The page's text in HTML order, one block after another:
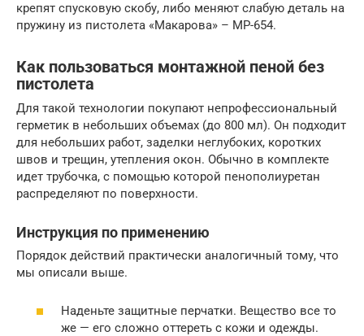
крепят спусковую скобу, либо меняют слабую деталь на
пружину из пистолета «Макарова» – МР-654.
Как пользоваться монтажной пеной без
пистолета
Для такой технологии покупают непрофессиональный
герметик в небольших объемах (до 800 мл). Он подходит
для небольших работ, заделки неглубоких, коротких
швов и трещин, утепления окон. Обычно в комплекте
идет трубочка, с помощью которой пенополиуретан
распределяют по поверхности.
Инструкция по применению
Порядок действий практически аналогичный тому, что
мы описали выше.
Наденьте защитные перчатки. Вещество все то
же — его сложно оттереть с кожи и одежды.